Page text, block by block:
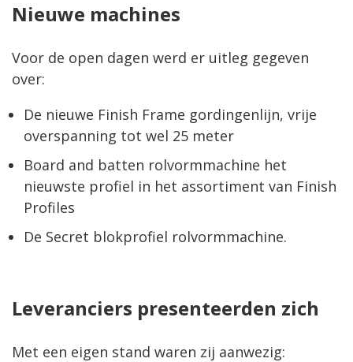
Nieuwe machines
Voor de open dagen werd er uitleg gegeven
over:
De nieuwe Finish Frame gordingenlijn, vrije
overspanning tot wel 25 meter
Board and batten rolvormmachine het
nieuwste profiel in het assortiment van Finish
Profiles
De Secret blokprofiel rolvormmachine.
Leveranciers presenteerden zich
Met een eigen stand waren zij aanwezig: